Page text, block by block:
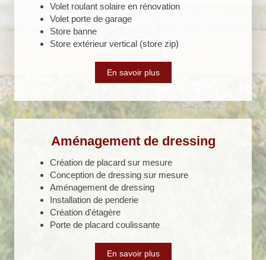
Volet roulant solaire en rénovation
Volet porte de garage
Store banne
Store extérieur vertical (store zip)
En savoir plus
Aménagement de dressing
Création de placard sur mesure
Conception de dressing sur mesure
Aménagement de dressing
Installation de penderie
Création d'étagère
Porte de placard coulissante
En savoir plus